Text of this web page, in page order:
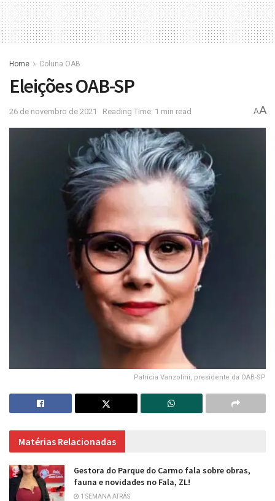
Home Coluna OAB
Eleições OAB-SP
26 de novembro de 2021 Reading Time: 1 min read AA
Patrícia Vanzolini, presidente da OAB-SP
Matérias Relacionadas
Gestora do Parque do Carmo fala sobre obras,
fauna e novidades no Fala, ZL!
1 SEMANA ATRÁS